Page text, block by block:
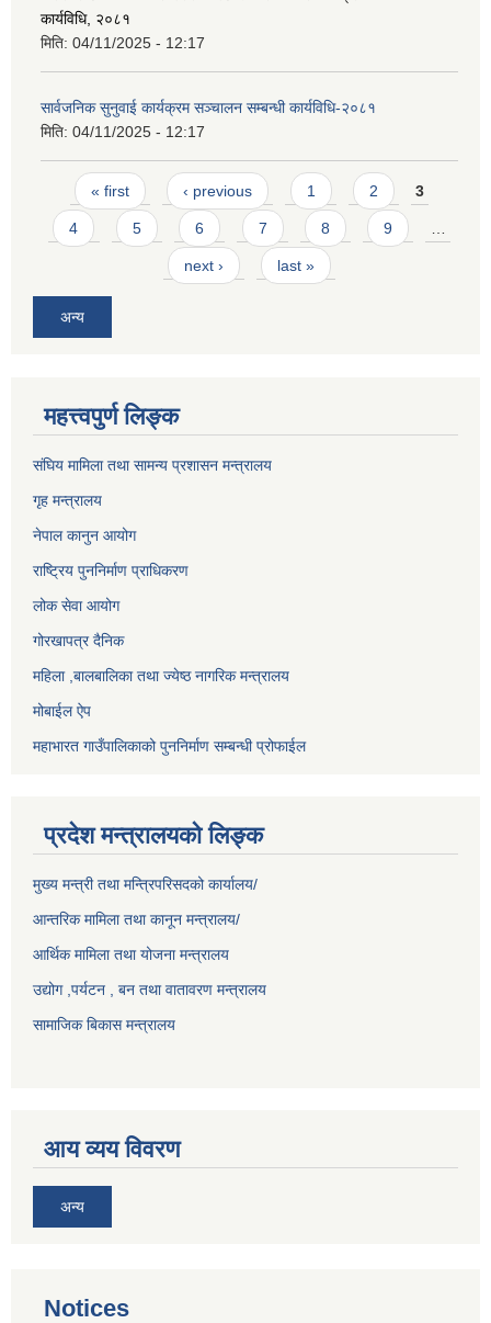
कार्यविधि, २०८१
मिति: 04/11/2025 - 12:17
सार्वजनिक सुनुवाई कार्यक्रम सञ्चालन सम्बन्धी कार्यविधि-२०८१
मिति: 04/11/2025 - 12:17
Pages
« first ‹ previous 1 2 3
4 5 6 7 8 9
next › last »
अन्य
महत्त्वपुर्ण लिङ्क
संघिय मामिला तथा सामन्य प्रशासन मन्त्रालय
गृह मन्त्रालय
नेपाल कानुन आयोग
राष्ट्रिय पुननिर्माण प्राधिकरण
लोक सेवा आयोग
गोरखापत्र दैनिक
महिला ,बालबालिका तथा ज्येष्ठ नागरिक मन्त्रालय
मोबाईल ऐप
महाभारत गाउँपालिकाको पुननिर्माण सम्बन्धी प्रोफाईल
प्रदेश मन्त्रालयको लिङ्क
मुख्य मन्त्री तथा मन्त्रिपरिसदको कार्यालय/
आन्तरिक मामिला तथा कानून मन्त्रालय/
आर्थिक मामिला तथा योजना मन्त्रालय
उद्योग ,पर्यटन , बन तथा वातावरण मन्त्रालय
सामाजिक बिकास मन्त्रालय
आय व्यय विवरण
अन्य
Notices